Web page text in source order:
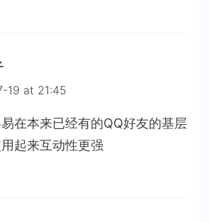
19 at 21:45
在本来已经有的QQ好友的基层
起来互动性更强